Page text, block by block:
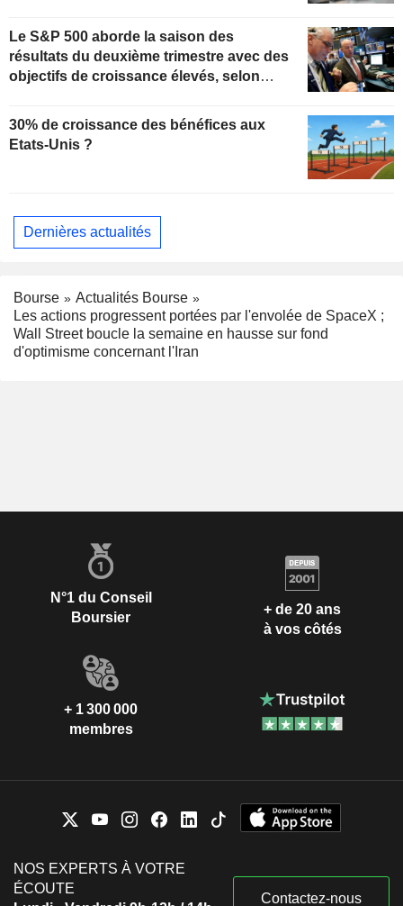
Le S&P 500 aborde la saison des
résultats du deuxième trimestre avec des
objectifs de croissance élevés, selon
30% de croissance des bénéfices aux
Etats-Unis ?
Dernières actualités
Bourse
Actualités Bourse
Les actions progressent portées par l'envolée de SpaceX ;
Wall Street boucle la semaine en hausse sur fond
d'optimisme concernant l'Iran
N°1 du Conseil
Boursier
+ de 20 ans
à vos côtés
+ 1 300 000
membres
NOS EXPERTS À VOTRE
ÉCOUTE
Contactez-nous